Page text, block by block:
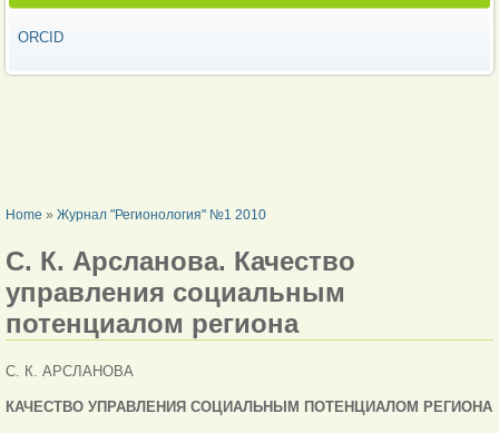
ORCID
YOU ARE HERE
Home » Журнал "Регионология" №1 2010
С. К. Арсланова. Качество
управления социальным
потенциалом региона
С. К. АРСЛАНОВА
КАЧЕСТВО УПРАВЛЕНИЯ СОЦИАЛЬНЫМ ПОТЕНЦИАЛОМ РЕГИОНА